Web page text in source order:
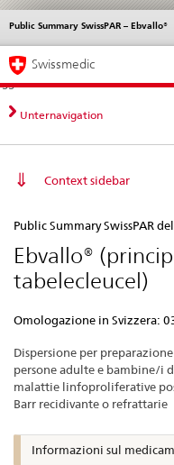
Navigazione
diretta:
novità,
aspetti
contatto
Novità &
norme
Public Summary SwissPAR – Ebvallo®
Service
Navigation
Swissmedic
Unternavigation
Context sidebar
Summary
SwissPAR
–
Ebvallo®
Public Summary SwissPAR
Ebvallo®
tabelecleucel)
Omologazione in Svizzera:
Dispersione per
persone adulte e bambine/i
malattie linfoproliferative
Barr recidivante o refrattarie
Informazioni sul